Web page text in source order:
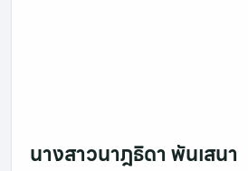
นางสาวนาฎธิดา พันเสนา